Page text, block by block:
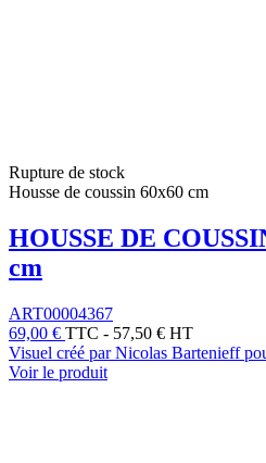
Rupture de stock
Housse de coussin 60x60 cm
HOUSSE DE
cm
ART00004367
69,00 € TTC - 57,50 € HT
Visuel créé par Nicolas Bartenieff
Voir le produit